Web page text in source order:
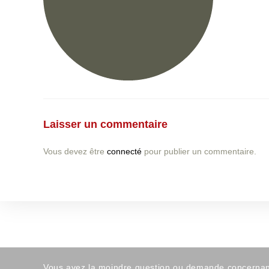
Laisser un commentaire
Vous devez être connecté pour publier un commentaire.